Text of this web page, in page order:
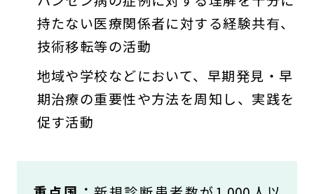
持たない医療関係者に対する経験共有、
技術移転等の活動
地域や学校などにおいて、早期発見・早
期治療の重要性や方法を周知し、実践を
促す活動